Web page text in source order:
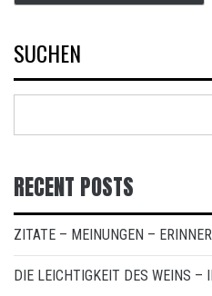
SUCHEN
RECENT POSTS
ZITATE – MEINUNGEN –
DIE LEICHTIGKEIT DES WEINS –